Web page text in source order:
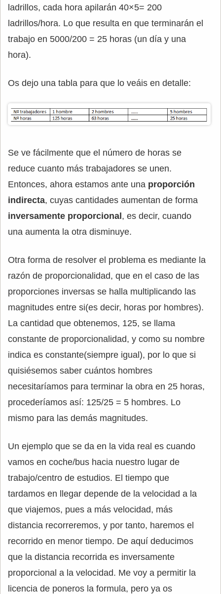
ladrillos, cada hora apilarán 40×5= 200
ladrillos/hora. Lo que resulta en que terminarán el
trabajo en 5000/200 = 25 horas (un día y una
hora).
Os dejo una tabla para que lo veáis en detalle:
Se ve fácilmente que el número de horas se
reduce cuanto más trabajadores se unen.
Entonces, ahora estamos ante una proporción
indirecta, cuyas cantidades aumentan de forma
inversamente proporcional, es decir, cuando
una aumenta la otra disminuye.
Otra forma de resolver el problema es mediante la
razón de proporcionalidad, que en el caso de las
proporciones inversas se halla multiplicando las
magnitudes entre si(es decir, horas por hombres).
La cantidad que obtenemos, 125, se llama
constante de proporcionalidad, y como su nombre
indica es constante(siempre igual), por lo que si
quisiésemos saber cuántos hombres
necesitaríamos para terminar la obra en 25 horas,
procederíamos así: 125/25 = 5 hombres. Lo
mismo para las demás magnitudes.
Un ejemplo que se da en la vida real es cuando
vamos en coche/bus hacia nuestro lugar de
trabajo/centro de estudios. El tiempo que
tardamos en llegar depende de la velocidad a la
que viajemos, pues a más velocidad, más
distancia recorreremos, y por tanto, haremos el
recorrido en menor tiempo. De aquí deducimos
que la distancia recorrida es inversamente
proporcional a la velocidad. Me voy a permitir la
licencia de poneros la formula, pero ya os